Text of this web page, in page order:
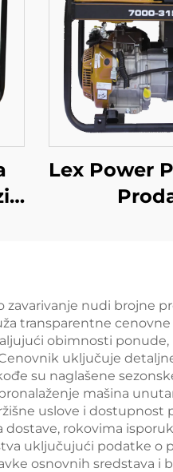
Lex Power
Benzin
Svarni
nudi brojne
transparentne
obimnosti
uključuje
su naglašene
mašina
uslove i dostupnost
dostave, rokovima
uključujući podatke o
osnovnih sredstava